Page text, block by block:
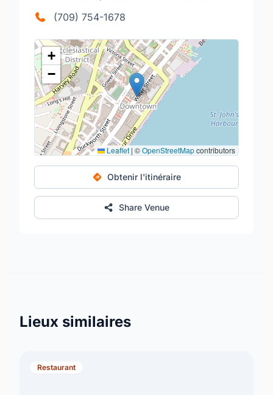
(709) 754-1678
+
−
Leaflet | ©OpenStreetMapcontributors
Obtenir l'itinéraire
Share Venue
Lieux similaires
Restaurant